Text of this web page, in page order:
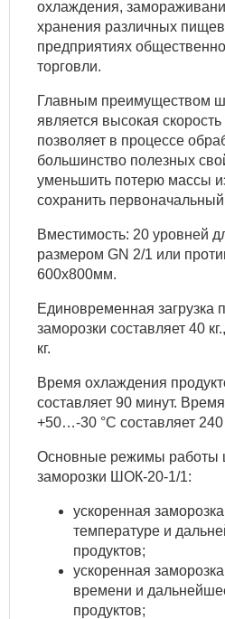
охлаждения,
хранения различных
предприятиях
торговли.
Главным преимуществом
является высокая
позволяет в процессе
большинство полезных
уменьшить потерю массы
сохранить
Вместимость: 20 уровней
размером GN 2/1 или
600х800мм.
Единовременная загрузка
заморозки составляет 40
кг.
Время охлаждения
составляет 90 минут.
+50…-30 °С составляет 240
Основные режимы работы
заморозки ШОК-20-1/1:
ускоренная
температуре и
продуктов;
ускоренная
времени и
продуктов;